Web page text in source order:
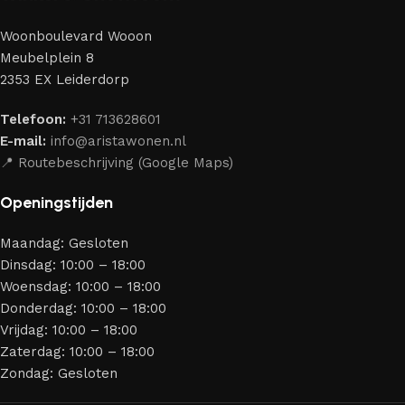
Ons assortiment bestaat uit producten van betrouwbare
merken die al jarenlang hun vakmanschap en eerlijkheid
bewijzen. Al onze leveranciers garanderen meubels van
aantrekkelijk design en optimale veiligheid — zodat je
jarenlang kunt genieten van jouw interieur.
Woonboulevard Wooon
Meubelplein 8
2353 EX Leiderdorp
Telefoon: +31 713628601
E-mail: info@aristawonen.nl
📍 Routebeschrijving (Google Maps)
Openingstijden
Maandag: Gesloten
Dinsdag: 10:00 – 18:00
Woensdag: 10:00 – 18:00
Donderdag: 10:00 – 18:00
Vrijdag: 10:00 – 18:00
Zaterdag: 10:00 – 18:00
Zondag: Gesloten